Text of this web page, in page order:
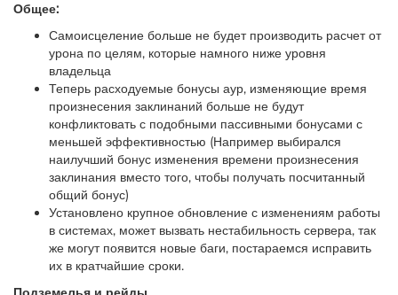
Общее:
Самоисцеление больше не будет производить расчет от
урона по целям, которые намного ниже уровня
владельца
Теперь расходуемые бонусы аур, изменяющие время
произнесения заклинаний больше не будут
конфликтовать с подобными пассивными бонусами с
меньшей эффективностью (Например выбирался
наилучший бонус изменения времени произнесения
заклинания вместо того, чтобы получать посчитанный
общий бонус)
Установлено крупное обновление с изменениям работы
в системах, может вызвать нестабильность сервера, так
же могут появится новые баги, постараемся исправить
их в кратчайшие сроки.